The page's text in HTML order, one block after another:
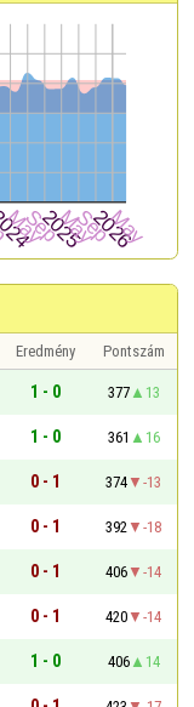
Eredmény
Pontszám
1 - 0 377
13
1 - 0 361
16
0 - 1 374
-13
0 - 1 392
-18
0 - 1 406
-14
0 - 1 420
-14
1 - 0 406
14